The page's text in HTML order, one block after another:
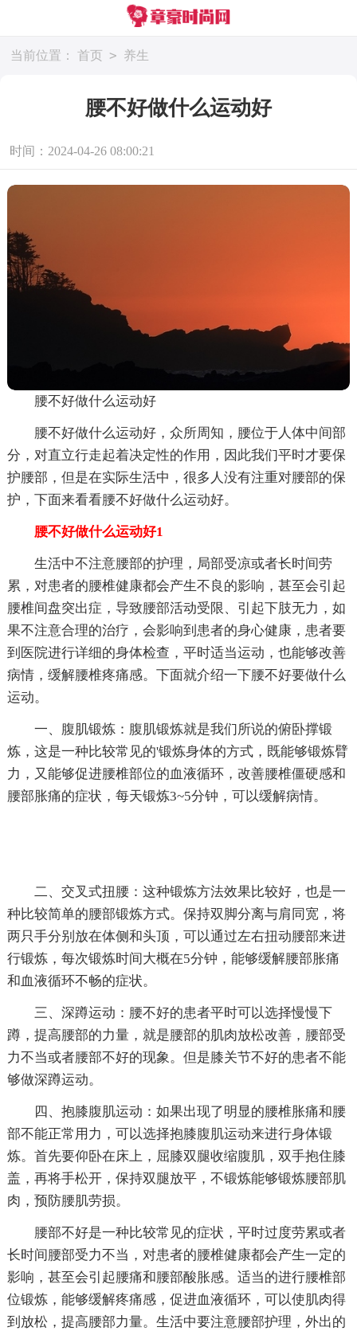
当前位置： 首页 > 养生
腰不好做什么运动好
时间：2024-04-26 08:00:21
腰不好做什么运动好
腰不好做什么运动好，众所周知，腰位于人体中间部
分，对直立行走起着决定性的作用，因此我们平时才要保
护腰部，但是在实际生活中，很多人没有注重对腰部的保
护，下面来看看腰不好做什么运动好。
腰不好做什么运动好1
生活中不注意腰部的护理，局部受凉或者长时间劳
累，对患者的腰椎健康都会产生不良的影响，甚至会引起
腰椎间盘突出症，导致腰部活动受限、引起下肢无力，如
果不注意合理的治疗，会影响到患者的身心健康，患者要
到医院进行详细的身体检查，平时适当运动，也能够改善
病情，缓解腰椎疼痛感。下面就介绍一下腰不好要做什么
运动。
一、腹肌锻炼：腹肌锻炼就是我们所说的俯卧撑锻
炼，这是一种比较常见的'锻炼身体的方式，既能够锻炼臂
力，又能够促进腰椎部位的血液循环，改善腰椎僵硬感和
腰部胀痛的症状，每天锻炼3~5分钟，可以缓解病情。
二、交叉式扭腰：这种锻炼方法效果比较好，也是一
种比较简单的腰部锻炼方式。保持双脚分离与肩同宽，将
两只手分别放在体侧和头顶，可以通过左右扭动腰部来进
行锻炼，每次锻炼时间大概在5分钟，能够缓解腰部胀痛
和血液循环不畅的症状。
三、深蹲运动：腰不好的患者平时可以选择慢慢下
蹲，提高腰部的力量，就是腰部的肌肉放松改善，腰部受
力不当或者腰部不好的现象。但是膝关节不好的患者不能
够做深蹲运动。
四、抱膝腹肌运动：如果出现了明显的腰椎胀痛和腰
部不能正常用力，可以选择抱膝腹肌运动来进行身体锻
炼。首先要仰卧在床上，屈膝双腿收缩腹肌，双手抱住膝
盖，再将手松开，保持双腿放平，不锻炼能够锻炼腰部肌
肉，预防腰肌劳损。
腰部不好是一种比较常见的症状，平时过度劳累或者
长时间腰部受力不当，对患者的腰椎健康都会产生一定的
影响，甚至会引起腰痛和腰部酸胀感。适当的进行腰椎部
位锻炼，能够缓解疼痛感，促进血液循环，可以使肌肉得
到放松，提高腰部力量。生活中要注意腰部护理，外出的